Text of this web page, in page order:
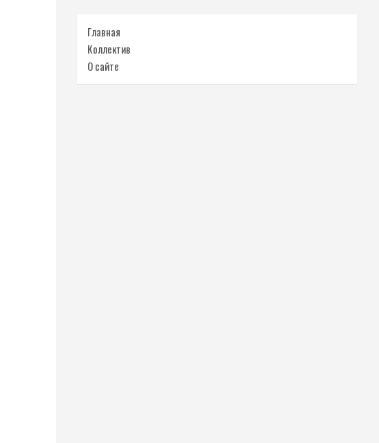
Главная
Коллектив
О сайте